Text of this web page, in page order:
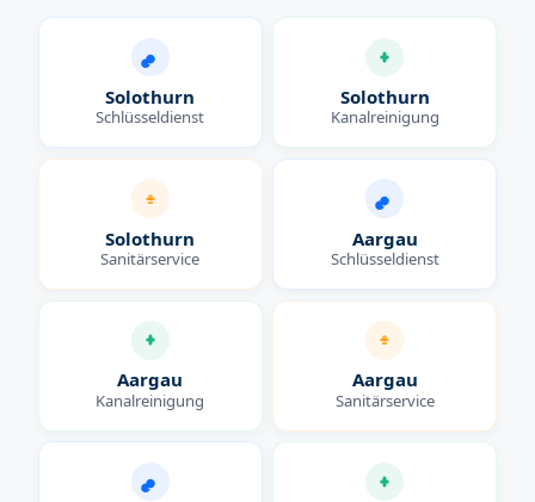
Solothurn
Schlüsseldienst
Solothurn
Kanalreinigung
Solothurn
Sanitärservice
Aargau
Schlüsseldienst
Aargau
Kanalreinigung
Aargau
Sanitärservice